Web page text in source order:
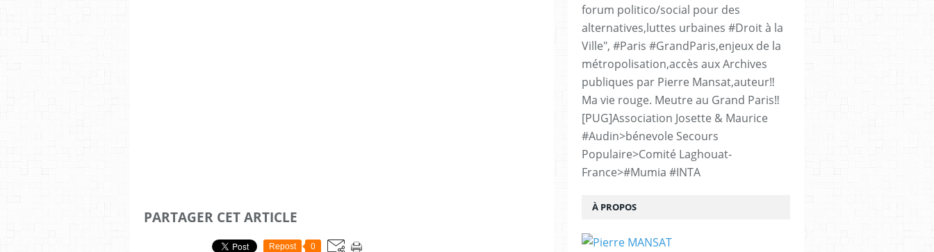
PARTAGER CET ARTICLE
Repost 0
forum politico/social pour des
alternatives,luttes urbaines #Droit à la
Ville", #Paris #GrandParis,enjeux de la
métropolisation,accès aux Archives
publiques par Pierre Mansat,auteur‼️
Ma vie rouge. Meutre au Grand Paris‼️
[PUG]Association Josette & Maurice
#Audin>bénevole Secours
Populaire>Comité Laghouat-
France>#Mumia #INTA
À PROPOS